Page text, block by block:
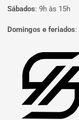
Sábados: 9h às 15h
Domingos e feriados:
Página inicial